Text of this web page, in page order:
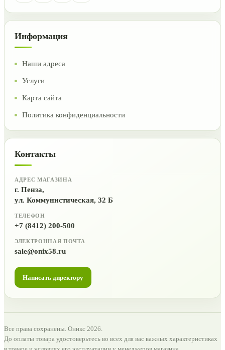
Информация
Наши адреса
Услуги
Карта сайта
Политика конфиденциальности
Контакты
АДРЕС МАГАЗИНА
г. Пенза,
ул. Коммунистическая, 32 Б
ТЕЛЕФОН
+7 (8412) 200-500
ЭЛЕКТРОННАЯ ПОЧТА
sale@onix58.ru
Написать директору
Все права сохранены. Оникс 2026.
До оплаты товара удостоверьтесь во всех для вас важных характеристиках